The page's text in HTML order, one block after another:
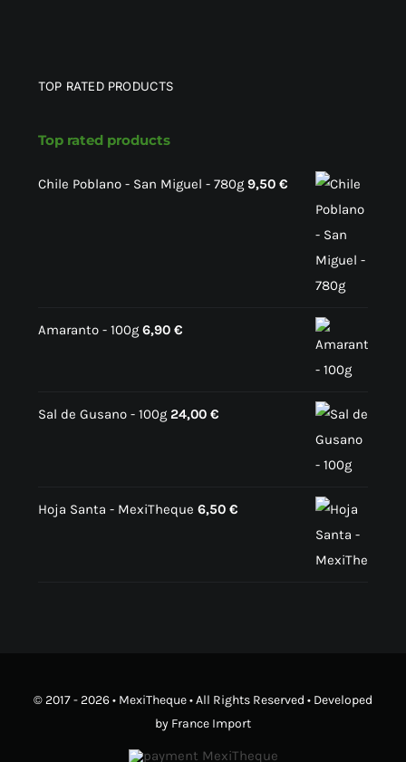
TOP RATED PRODUCTS
Top rated products
Chile Poblano - San Miguel - 780g 9,50 €
Amaranto - 100g 6,90 €
Sal de Gusano - 100g 24,00 €
Hoja Santa - MexiTheque 6,50 €
© 2017 - 2026 • MexiTheque• All Rights Reserved • Developed
by France Import